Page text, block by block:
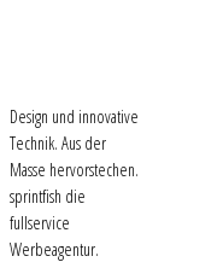
Design und innovative
Technik. Aus der
Masse hervorstechen.
sprintfish die
fullservice
Werbeagentur.